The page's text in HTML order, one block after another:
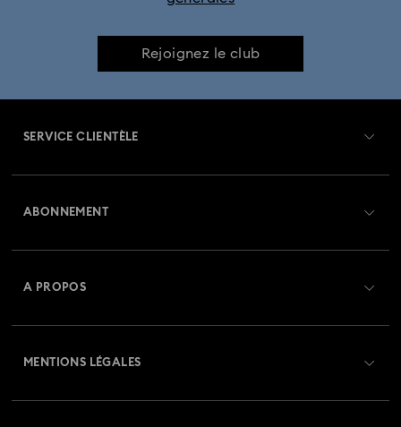
Rejoignez le club
SERVICE CLIENTÈLE
Retours et échanges
Statut de réparation
ABONNEMENT
A PROPOS
MENTIONS LÉGALES